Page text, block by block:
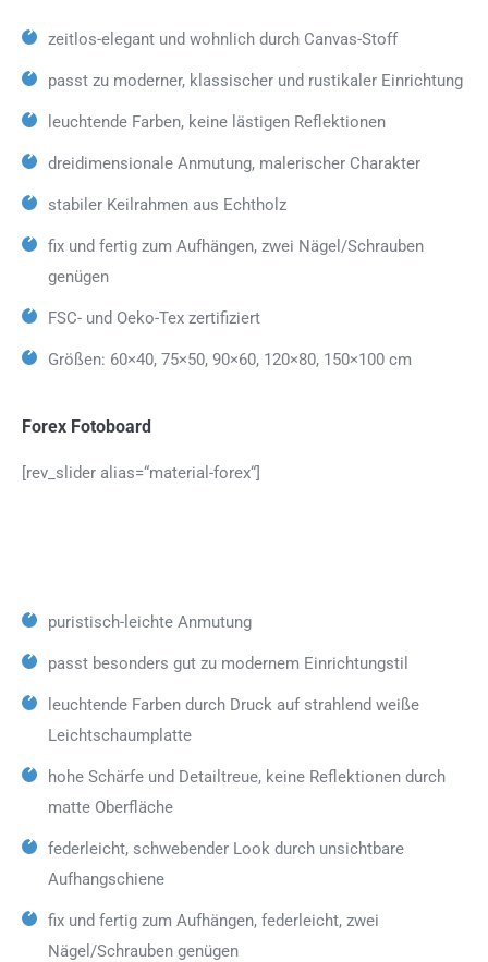
zeitlos-elegant und wohnlich durch Canvas-Stoff
passt zu moderner, klassischer und rustikaler Einrichtung
leuchtende Farben, keine lästigen Reflektionen
dreidimensionale Anmutung, malerischer Charakter
stabiler Keilrahmen aus Echtholz
fix und fertig zum Aufhängen, zwei Nägel/Schrauben
genügen
FSC- und Oeko-Tex zertifiziert
Größen: 60×40, 75×50, 90×60, 120×80, 150×100 cm
Forex Fotoboard
[rev_slider alias=“material-forex“]
puristisch-leichte Anmutung
passt besonders gut zu modernem Einrichtungstil
leuchtende Farben durch Druck auf strahlend weiße
Leichtschaumplatte
hohe Schärfe und Detailtreue, keine Reflektionen durch
matte Oberfläche
federleicht, schwebender Look durch unsichtbare
Aufhangschiene
fix und fertig zum Aufhängen, federleicht, zwei
Nägel/Schrauben genügen